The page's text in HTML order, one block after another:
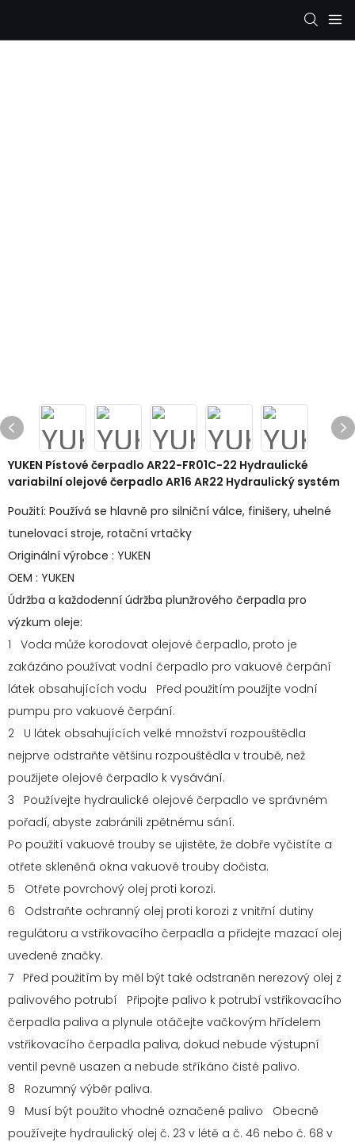
YUKEN Pístové čerpadlo AR22-FR01C-22 Hydraulické
variabilní olejové čerpadlo AR16 AR22 Hydraulický systém
Použití: Používá se hlavně pro silniční válce, finišery, uhelné
tunelovací stroje, rotační vrtačky
Originální výrobce : YUKEN
OEM : YUKEN
Údržba a každodenní údržba plunžrového čerpadla pro
výzkum oleje:
1 Voda může korodovat olejové čerpadlo, proto je
zakázáno používat vodní čerpadlo pro vakuové čerpání
látek obsahujících vodu Před použitím použijte vodní
pumpu pro vakuové čerpání.
2 U látek obsahujících velké množství rozpouštědla
nejprve odstraňte většinu rozpouštědla v troubě, než
použijete olejové čerpadlo k vysávání.
3 Používejte hydraulické olejové čerpadlo ve správném
pořadí, abyste zabránili zpětnému sání.
Po použití vakuové trouby se ujistěte, že dobře vyčistíte a
otřete skleněná okna vakuové trouby dočista.
5 Otřete povrchový olej proti korozi.
6 Odstraňte ochranný olej proti korozi z vnitřní dutiny
regulátoru a vstřikovacího čerpadla a přidejte mazací olej
uvedené značky.
7 Před použitím by měl být také odstraněn nerezový olej z
palivového potrubí Připojte palivo k potrubí vstřikovacího
čerpadla paliva a plynule otáčejte vačkovým hřídelem
vstřikovacího čerpadla paliva, dokud nebude výstupní
ventil pevně usazen a nebude stříkáno čisté palivo.
8 Rozumný výběr paliva.
9 Musí být použito vhodné označené palivo Obecně
používejte hydraulický olej č. 23 v létě a č. 46 nebo č. 68 v